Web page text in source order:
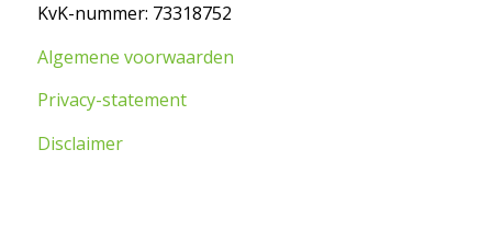
KvK-nummer: 73318752
Algemene voorwaarden
Privacy-statement
Disclaimer